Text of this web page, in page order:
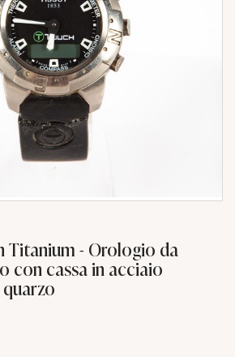
Titanium - Orologio da
con cassa in acciaio